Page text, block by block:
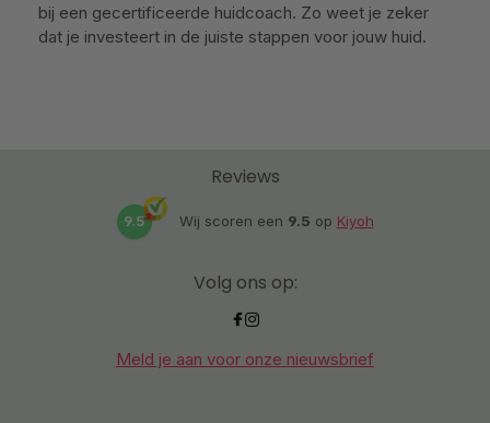
bij een gecertificeerde huidcoach. Zo weet je zeker
dat je investeert in de juiste stappen voor jouw huid.
Reviews
9.5 Wij scoren een 9.5 op Kiyoh
Volg ons op:
Meld je aan voor onze nieuwsbrief